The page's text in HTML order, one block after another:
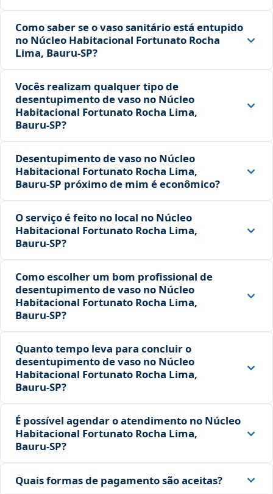
Como saber se o vaso sanitário está entupido
no Núcleo Habitacional Fortunato Rocha
Lima, Bauru‑SP?
Vocês realizam qualquer tipo de
desentupimento de vaso no Núcleo
Habitacional Fortunato Rocha Lima,
Bauru‑SP?
Desentupimento de vaso no Núcleo
Habitacional Fortunato Rocha Lima,
Bauru‑SP próximo de mim é econômico?
O serviço é feito no local no Núcleo
Habitacional Fortunato Rocha Lima,
Bauru‑SP?
Como escolher um bom profissional de
desentupimento de vaso no Núcleo
Habitacional Fortunato Rocha Lima,
Bauru‑SP?
Quanto tempo leva para concluir o
desentupimento de vaso no Núcleo
Habitacional Fortunato Rocha Lima,
Bauru‑SP?
É possível agendar o atendimento no Núcleo
Habitacional Fortunato Rocha Lima,
Bauru‑SP?
Quais formas de pagamento são aceitas?